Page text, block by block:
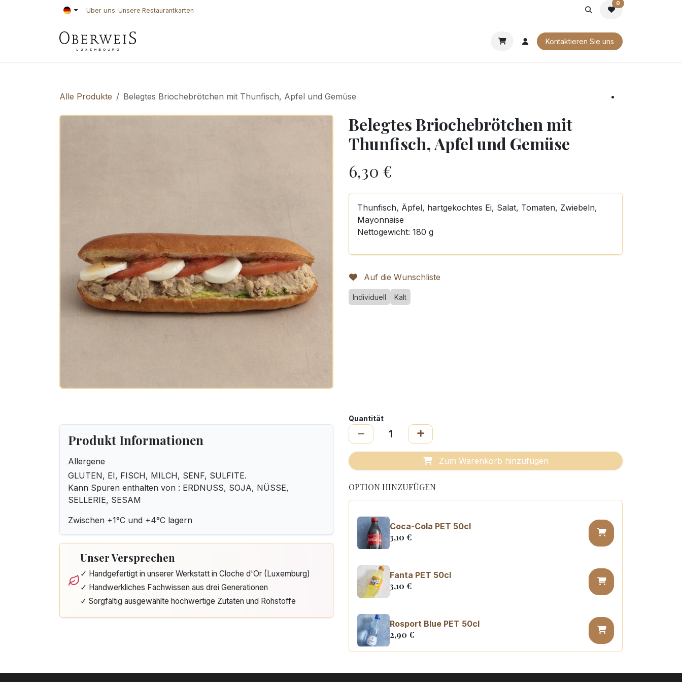
Zum Inhalt springen Über uns Unsere Restaurantkarten
0
FIRMENGESCHENKE UNSERE BROSCHÜREN
Kontaktieren Sie uns
Alle Produkte Belegtes Briochebrötchen mit Thunfisch, Apfel und Gemüse
Belegtes Briochebrötchen mit
Thunfisch, Apfel und Gemüse
6,30 €
Thunfisch, Äpfel, hartgekochtes Ei, Salat, Tomaten, Zwiebeln,
Mayonnaise
Nettogewicht: 180 g
Auf die Wunschliste
Individuell Kalt
Produkt Informationen
Allergene
GLUTEN, EI, FISCH, MILCH, SENF, SULFITE.
Kann Spuren enthalten von : ERDNUSS, SOJA, NÜSSE,
SELLERIE, SESAM
Zwischen +1°C und +4°C lagern
Unser Versprechen
✓ Handgefertigt in unserer Werkstatt in Cloche d'Or (Luxemburg)
✓ Handwerkliches Fachwissen aus drei Generationen
✓ Sorgfältig ausgewählte hochwertige Zutaten und Rohstoffe
Quantität
Zum Warenkorb hinzufügen
OPTION HINZUFÜGEN
Coca-Cola PET 50cl
3,10 €
Fanta PET 50cl
3,10 €
Rosport Blue PET 50cl
2,90 €